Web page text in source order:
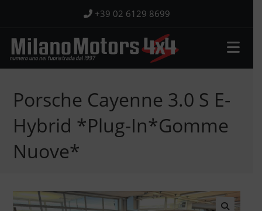
contenuto
+39 02 6129 8699
Porsche Cayenne 3.0 S E-
Hybrid *Plug-In*Gomme
Nuove*